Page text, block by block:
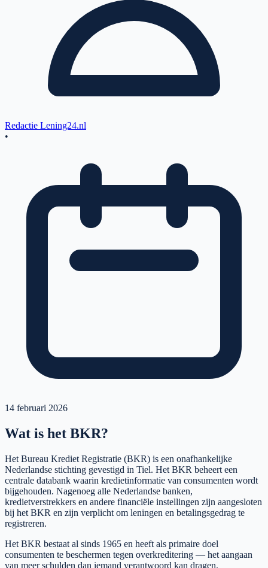
Redactie Lening24.nl
•
14 februari 2026
Wat is het BKR?
Het Bureau Krediet Registratie (BKR) is een onafhankelijke
Nederlandse stichting gevestigd in Tiel. Het BKR beheert een
centrale databank waarin kredietinformatie van consumenten wordt
bijgehouden. Nagenoeg alle Nederlandse banken,
kredietverstrekkers en andere financiële instellingen zijn aangesloten
bij het BKR en zijn verplicht om leningen en betalingsgedrag te
registreren.
Het BKR bestaat al sinds 1965 en heeft als primaire doel
consumenten te beschermen tegen overkreditering — het aangaan
van meer schulden dan iemand verantwoord kan dragen.